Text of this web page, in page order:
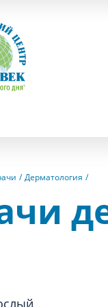
(Центр лечения боли)
Дерматология